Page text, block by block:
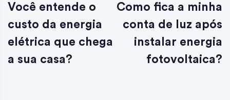
Você entende o
custo da energia
elétrica que chega
a sua casa?
Como fica a minha
conta de luz após
instalar energia
fotovoltaica?